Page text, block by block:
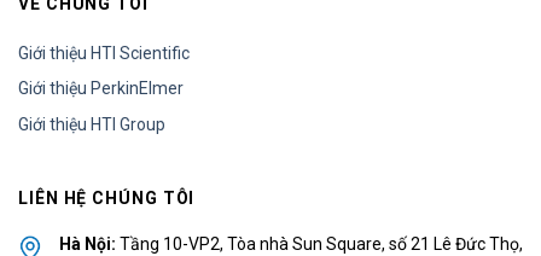
Giới thiệu HTI Scientific
Giới thiệu PerkinElmer
Giới thiệu HTI Group
LIÊN HỆ CHÚNG TÔI
Hà Nội: Tầng 10-VP2, Tòa nhà Sun Square, số 21 Lê Đức Thọ,